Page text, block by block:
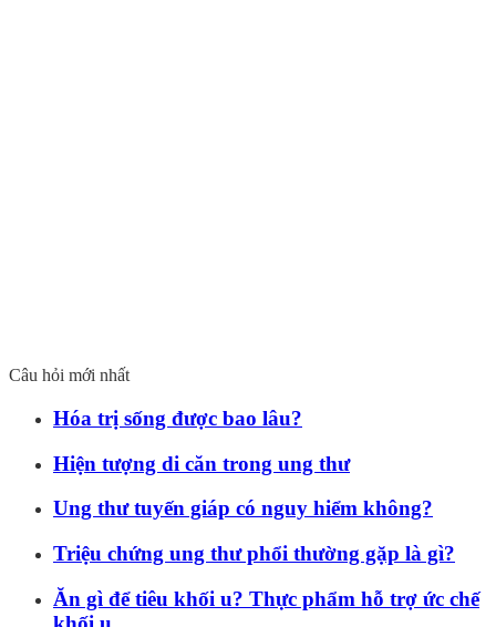
Câu hỏi mới nhất
Hóa trị sống được bao lâu?
Hiện tượng di căn trong ung thư
Ung thư tuyến giáp có nguy hiểm không?
Triệu chứng ung thư phổi thường gặp là gì?
Ăn gì để tiêu khối u? Thực phẩm hỗ trợ ức chế